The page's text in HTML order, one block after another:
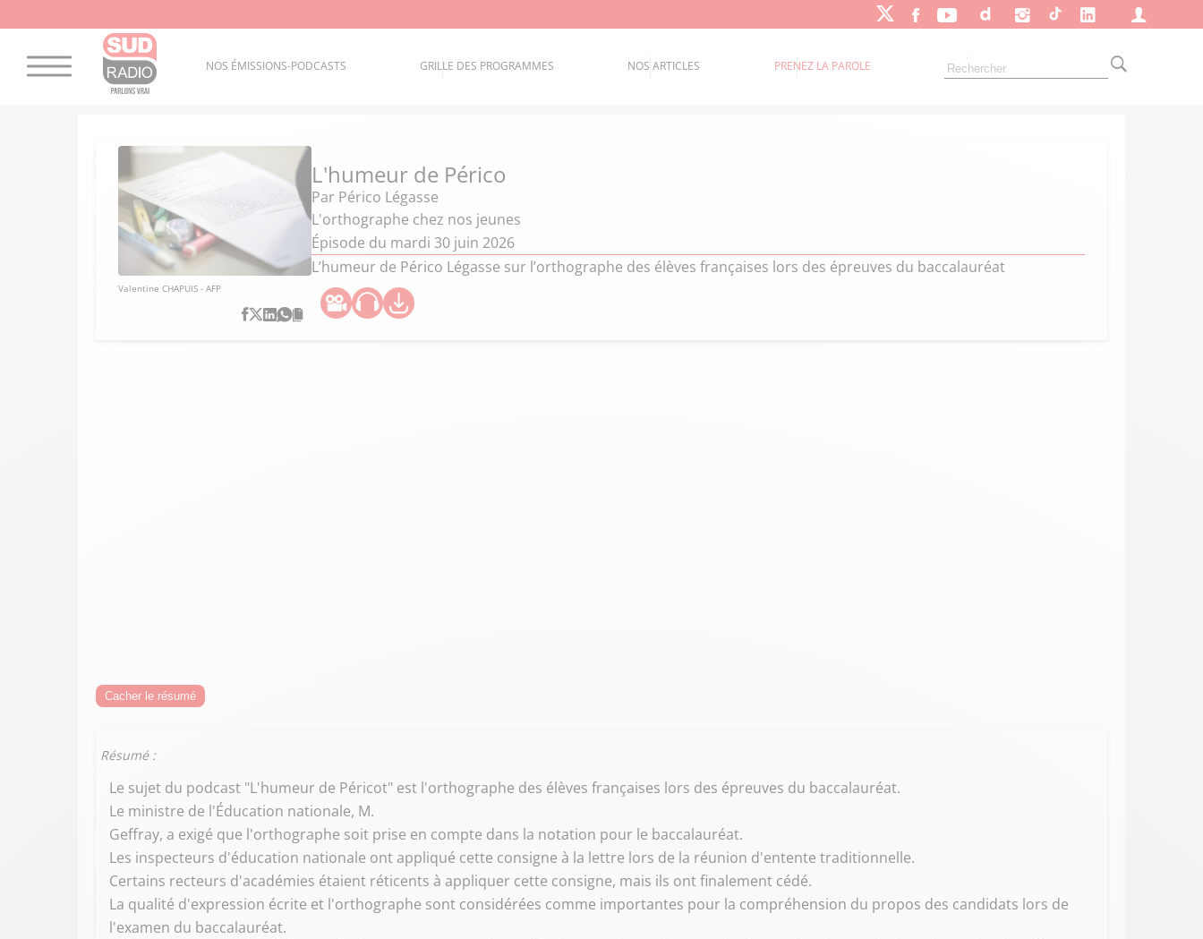
NOS ÉMISSIONS-PODCASTS GRILLE DES PROGRAMMES NOS ARTICLES PRENEZ LA PAROLE
Valentine CHAPUIS - AFP
L'humeur de Périco
Par Périco Légasse
L'orthographe chez nos jeunes
Épisode du mardi 30 juin 2026
L’humeur de Périco Légasse sur l’orthographe des élèves françaises lors des épreuves du baccalauréat
Cacher le résumé
Résumé :
Le sujet du podcast "L'humeur de Péricot" est l'orthographe des élèves françaises lors des épreuves du baccalauréat.
Le ministre de l'Éducation nationale, M.
Geffray, a exigé que l'orthographe soit prise en compte dans la notation pour le baccalauréat.
Les inspecteurs d'éducation nationale ont appliqué cette consigne à la lettre lors de la réunion d'entente traditionnelle.
Certains recteurs d'académies étaient réticents à appliquer cette consigne, mais ils ont finalement cédé.
La qualité d'expression écrite et l'orthographe sont considérées comme importantes pour la compréhension du propos des candidats lors de
l'examen du baccalauréat.